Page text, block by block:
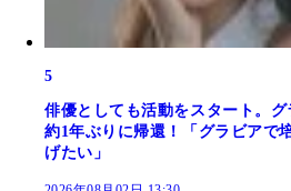
5
俳優としても活動をスタート。
約1年ぶりに帰還！「グラビアで
げたい」